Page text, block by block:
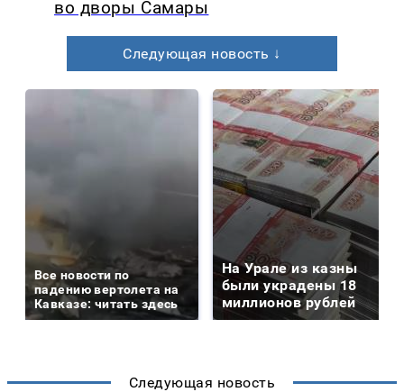
во дворы Самары
Следующая новость ↓
Все новости по
падению вертолета на
Кавказе: читать здесь
На Урале из казны
были украдены 18
миллионов рублей
Следующая новость